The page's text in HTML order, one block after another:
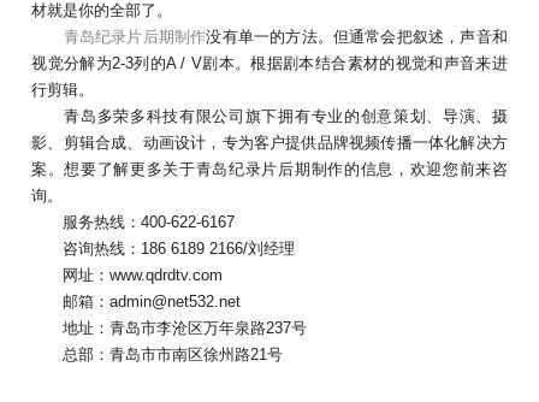
材就是你的全部了。
青岛纪录片后期制作没有单一的方法。但通常会把叙述，声音和
视觉分解为2-3列的A / V剧本。根据剧本结合素材的视觉和声音来进
行剪辑。
青岛多荣多科技有限公司旗下拥有专业的创意策划、导演、摄
影、剪辑合成、动画设计，专为客户提供品牌视频传播一体化解决方
案。想要了解更多关于青岛纪录片后期制作的信息，欢迎您前来咨
询。
服务热线：400-622-6167
咨询热线：186 6189 2166/刘经理
网址：www.qdrdtv.com
邮箱：admin@net532.net
地址：青岛市李沧区万年泉路237号
总部：青岛市市南区徐州路21号